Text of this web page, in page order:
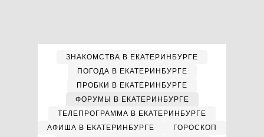
ЗНАКОМСТВА В ЕКАТЕРИНБУРГЕ
ПОГОДА В ЕКАТЕРИНБУРГЕ
ПРОБКИ В ЕКАТЕРИНБУРГЕ
ФОРУМЫ В ЕКАТЕРИНБУРГЕ
ТЕЛЕПРОГРАММА В ЕКАТЕРИНБУРГЕ
АФИША В ЕКАТЕРИНБУРГЕ
ГОРОСКОП